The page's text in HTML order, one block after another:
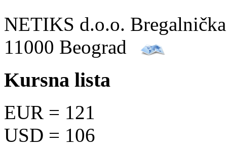
NETIKS d.o.o.
11000 Beograd
Kursna lista
EUR = 121
USD = 106